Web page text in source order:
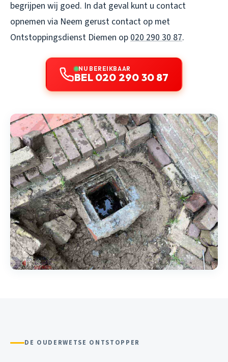
begrijpen wij goed. In dat geval kunt u contact
opnemen via Neem gerust contact op met
Ontstoppingsdienst Diemen op020 290 30 87.
NU BEREIKBAAR
BEL 020 290 30 87
DE OUDERWETSE ONTSTOPPER